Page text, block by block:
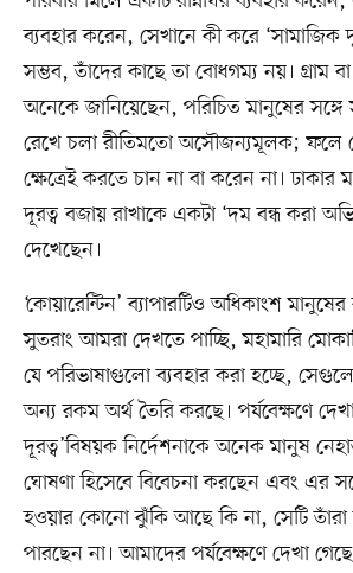
ব্যবহার করেন, সেখানে কী করে ‘সামাজিক
সম্ভব, তাঁদের কাছে তা বোধগম্য নয়। গ্রাম
অনেকে জানিয়েছেন, পরিচিত মানুষের সঙ্গে
রেখে চলা রীতিমতো অসৌজন্যমূলক; ফলে
ক্ষেত্রেই করতে চান না বা করেন না। ঢাকার
দূরত্ব বজায় রাখাকে একটা ‘দম বন্ধ করা
দেখেছেন।
‘কোয়ারেন্টিন’ ব্যাপারটিও অধিকাংশ
সুতরাং আমরা দেখতে পাচ্ছি, মহামারি
যে পরিভাষাগুলো ব্যবহার করা হচ্ছে, সেগুলো
অন্য রকম অর্থ তৈরি করছে। পর্যবেক্ষণে
দূরত্ব’বিষয়ক নির্দেশনাকে অনেক মানুষ
ঘোষণা হিসেবে বিবেচনা করছেন এবং এর
হওয়ার কোনো ঝুঁকি আছে কি না, সেটি তাঁরা
পারছেন না। আমাদের পর্যবেক্ষণে দেখা